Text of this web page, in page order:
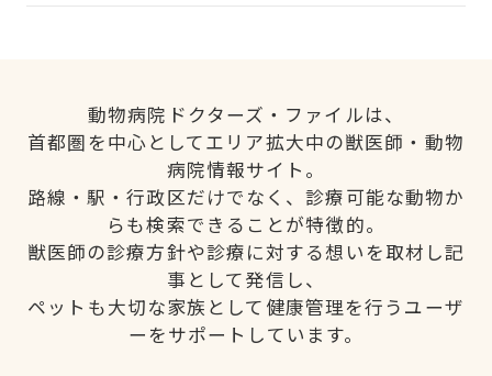
動物病院ドクターズ・ファイルは、
首都圏を中心としてエリア拡大中の獣医師・動物
病院情報サイト。
路線・駅・行政区だけでなく、診療可能な動物か
らも検索できることが特徴的。
獣医師の診療方針や診療に対する想いを取材し記
事として発信し、
ペットも大切な家族として健康管理を行うユーザ
ーをサポートしています。